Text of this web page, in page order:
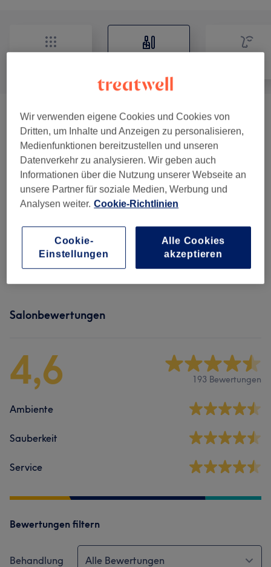
Nagelmodellage (2) ab 30 €
Shellac (3) ab 25 €
Maniküre (3) ab 15 €
Pediküre (2 )
ab 0,50 €
Ablösen (2) ab 10 €
Salonbewertungen
4,6 193 Bewertungen
Ambiente
Sauberkeit
Service
Bewertungen filtern
Behandlung Alle Bewertungen
Wir verwenden eigene Cookies und Cookies von
Dritten, um Inhalte und Anzeigen zu personalisieren,
Medienfunktionen bereitzustellen und unseren
Datenverkehr zu analysieren. Wir geben auch
Informationen über die Nutzung unserer Webseite an
unsere Partner für soziale Medien, Werbung und
Analysen weiter. Cookie-Richtlinien
Cookie-
Einstellungen
Alle Cookies
akzeptieren